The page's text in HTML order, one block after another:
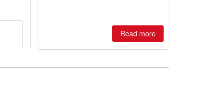
Read more